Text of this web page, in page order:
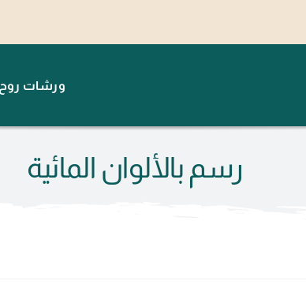
ورشات روح
رسم بالألوان المائية